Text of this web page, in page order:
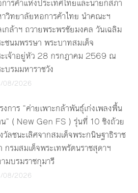
ารค้าแห่งประเทศไทยและนายกสภา
วิทยาลัยหอการค้าไทย นำคณะฯ
กล้าฯ ถวายพระพรชัยมงคล วันเฉลิม
ชนมพรรษา พระบาทสมเด็จ
เจ้าอยู่หัว 28 กรกฎาคม 2569 ณ
บรมมหาราชวัง
08/2026
งการ “ค่ายเพาะกล้าพันธุ์เก่งเพลงพื้น
” ( New Gen FS ) รุ่นที่ 10 ชิงถ้วย
วัลชนะเลิศจากสมเด็จพระกนิษฐาธิราช
กรมสมเด็จพระเทพรัตนราชสุดาฯ
มบรมราชกุมารี
08/2026